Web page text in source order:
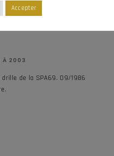
À 2003
drille de la SPA69. 09/1986
Accepter